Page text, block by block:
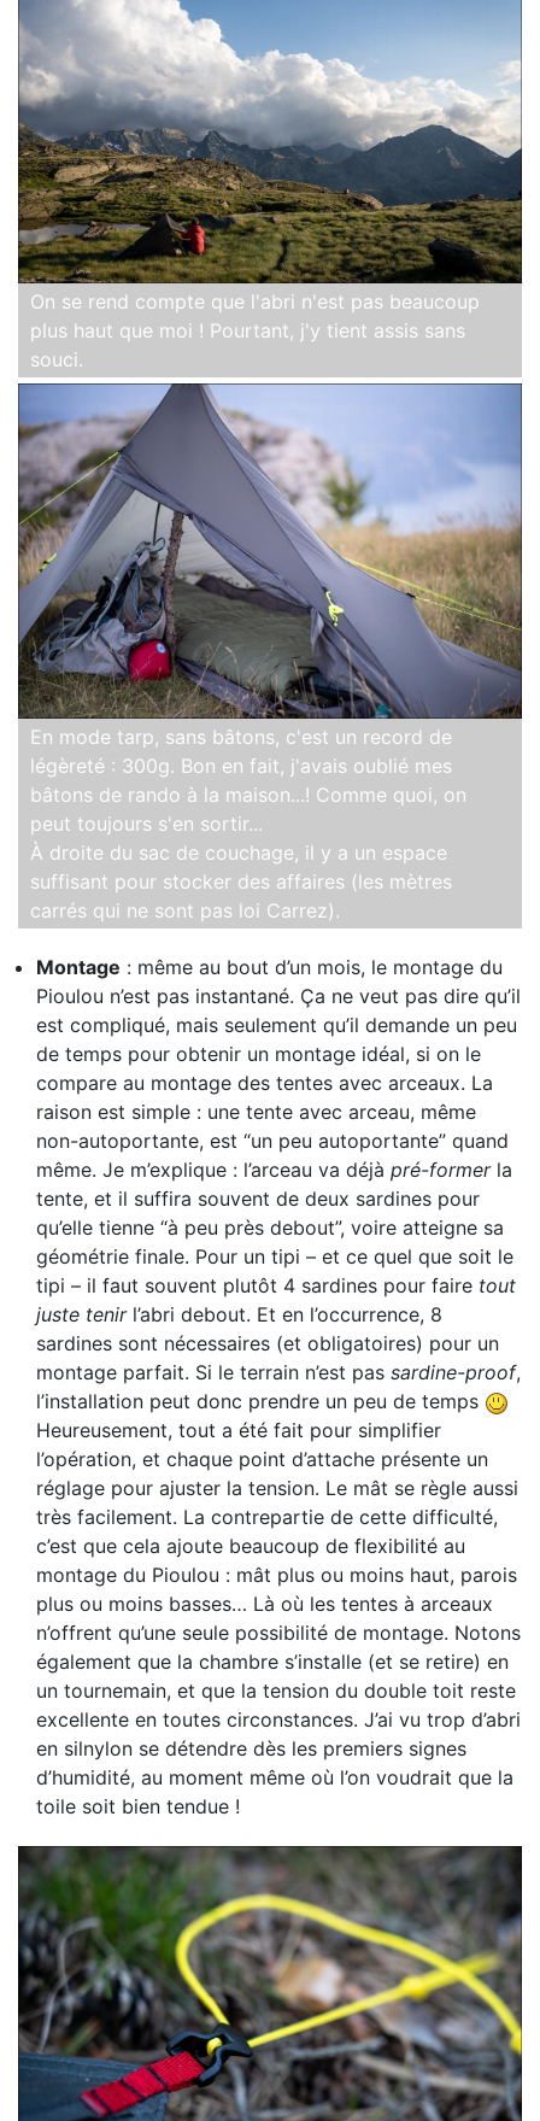
On se rend compte que l'abri n'est pas beaucoup
plus haut que moi ! Pourtant, j'y tient assis sans
souci.
En mode tarp, sans bâtons, c'est un record de
légèreté : 300g. Bon en fait, j'avais oublié mes
bâtons de rando à la maison...! Comme quoi, on
peut toujours s'en sortir...
À droite du sac de couchage, il y a un espace
suffisant pour stocker des affaires (les mètres
carrés qui ne sont pas loi Carrez).
Montage : même au bout d’un mois, le montage du
Pioulou n’est pas instantané. Ça ne veut pas dire qu’il
est compliqué, mais seulement qu’il demande un peu
de temps pour obtenir un montage idéal, si on le
compare au montage des tentes avec arceaux. La
raison est simple : une tente avec arceau, même
non-autoportante, est “un peu autoportante” quand
même. Je m’explique : l’arceau va déjà pré-formerla
tente, et il suffira souvent de deux sardines pour
qu’elle tienne “à peu près debout”, voire atteigne sa
géométrie finale. Pour un tipi – et ce quel que soit le
tipi – il faut souvent plutôt 4 sardines pour faire tout
juste tenirl’abri debout. Et en l’occurrence, 8
sardines sont nécessaires (et obligatoires) pour un
montage parfait. Si le terrain n’est pas sardine-proof,
l’installation peut donc prendre un peu de temps
Heureusement, tout a été fait pour simplifier
l’opération, et chaque point d’attache présente un
réglage pour ajuster la tension. Le mât se règle aussi
très facilement. La contrepartie de cette difficulté,
c’est que cela ajoute beaucoup de flexibilité au
montage du Pioulou : mât plus ou moins haut, parois
plus ou moins basses… Là où les tentes à arceaux
n’offrent qu’une seule possibilité de montage. Notons
également que la chambre s’installe (et se retire) en
un tournemain, et que la tension du double toit reste
excellente en toutes circonstances. J’ai vu trop d’abri
en silnylon se détendre dès les premiers signes
d’humidité, au moment même où l’on voudrait que la
toile soit bien tendue !